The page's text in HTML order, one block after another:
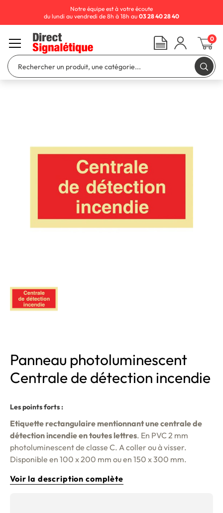
Panneau photoluminescent
Centrale de détection incendie
Les points forts :
Etiquette rectangulaire mentionnant une centrale de
détection incendie en toutes lettres. En PVC 2 mm
photoluminescent de classe C. A coller ou à visser.
Disponible en 100 x 200 mm ou en 150 x 300 mm.
Voir la description complète
Notre équipe est à votre écoute
du lundi au vendredi de 8h à 18h au 03 28 40 28 40
0